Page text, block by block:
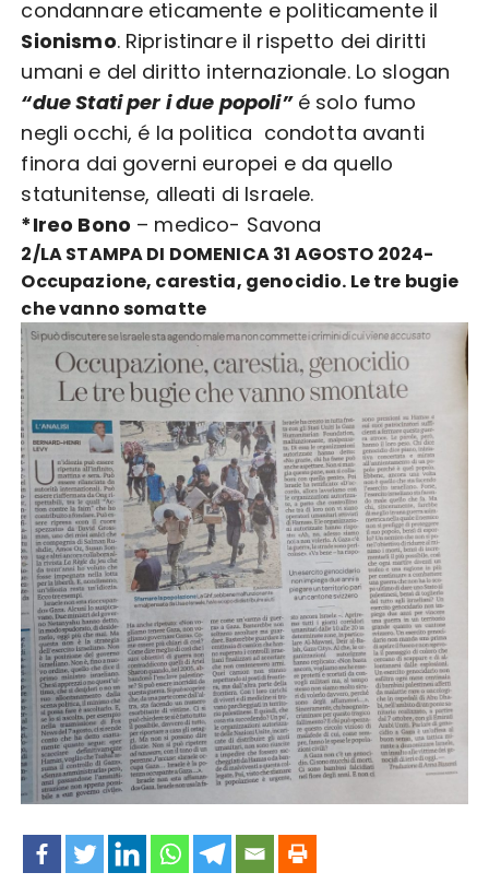
condannare eticamente e politicamente il
Sionismo. Ripristinare il rispetto dei diritti
umani e del diritto internazionale. Lo slogan
“due Stati per i due popoli”é solo fumo
negli occhi, é la politica condotta avanti
finora dai governi europei e da quello
statunitense, alleati di Israele.
*Ireo Bono – medico- Savona
2/LA STAMPA DI DOMENICA 31 AGOSTO 2024-
Occupazione, carestia, genocidio. Le tre bugie
che vanno somatte